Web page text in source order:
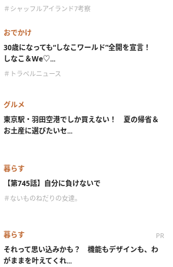
＃シャッフルアイランド7考察
おでかけ
30歳になっても“しなこワールド”全開を宣言！
しなこ＆We♡...
＃トラベルニュース
グルメ
東京駅・羽田空港でしか買えない！ 夏の帰省＆
お土産に選びたいセ...
暮らす
【第745話】自分に負けないで
＃ないものねだりの女達。
暮らす PR
それって思い込みかも？ 機能もデザインも、わ
がままを叶えてくれ...